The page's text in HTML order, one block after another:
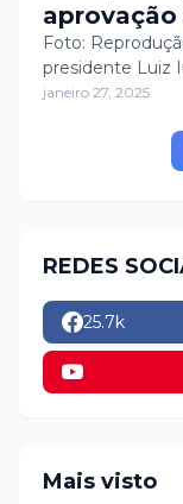
47% de
QUAEST
Foto:
presidente Luiz
janeiro 27, 2025
REDES
25.7k
Mais visto